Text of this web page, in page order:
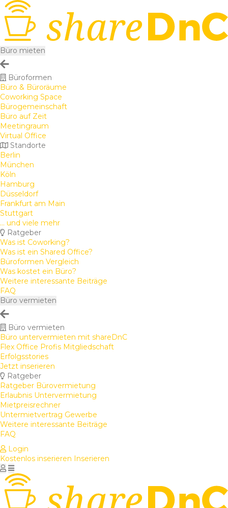
Büro mieten
Büroformen
Büro & Büroräume
Coworking Space
Bürogemeinschaft
Büro auf Zeit
Meetingraum
Virtual Office
Standorte
Berlin
München
Köln
Hamburg
Düsseldorf
Frankfurt am Main
Stuttgart
... und viele mehr
Ratgeber
Was ist Coworking?
Was ist ein Shared Office?
Büroformen Vergleich
Was kostet ein Büro?
Weitere interessante Beiträge
FAQ
Büro vermieten
Büro vermieten
Büro untervermieten mit shareDnC
Flex Office Profis Mitgliedschaft
Erfolgsstories
Jetzt inserieren
Ratgeber
Ratgeber Bürovermietung
Erlaubnis Untervermietung
Mietpreisrechner
Untermietvertrag Gewerbe
Weitere interessante Beiträge
FAQ
Login
Kostenlos inserieren Inserieren